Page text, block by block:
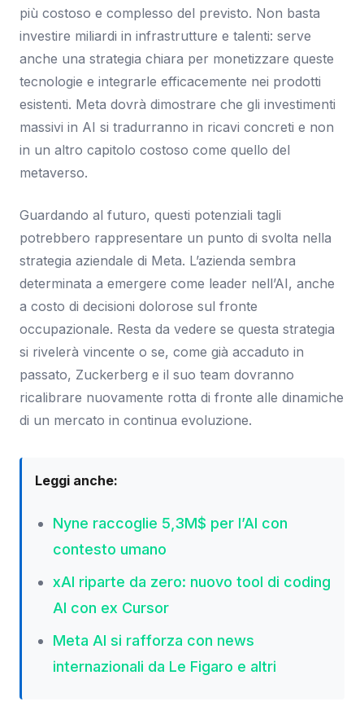
più costoso e complesso del previsto. Non basta
investire miliardi in infrastrutture e talenti: serve
anche una strategia chiara per monetizzare queste
tecnologie e integrarle efficacemente nei prodotti
esistenti. Meta dovrà dimostrare che gli investimenti
massivi in AI si tradurranno in ricavi concreti e non
in un altro capitolo costoso come quello del
metaverso.
Guardando al futuro, questi potenziali tagli
potrebbero rappresentare un punto di svolta nella
strategia aziendale di Meta. L’azienda sembra
determinata a emergere come leader nell’AI, anche
a costo di decisioni dolorose sul fronte
occupazionale. Resta da vedere se questa strategia
si rivelerà vincente o se, come già accaduto in
passato, Zuckerberg e il suo team dovranno
ricalibrare nuovamente rotta di fronte alle dinamiche
di un mercato in continua evoluzione.
Leggi anche:
Nyne raccoglie 5,3M$ per l’AI con
contesto umano
xAI riparte da zero: nuovo tool di coding
AI con ex Cursor
Meta AI si rafforza con news
internazionali da Le Figaro e altri